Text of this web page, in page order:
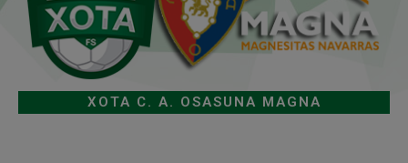
XOTA C. A. OSASUNA MAGNA